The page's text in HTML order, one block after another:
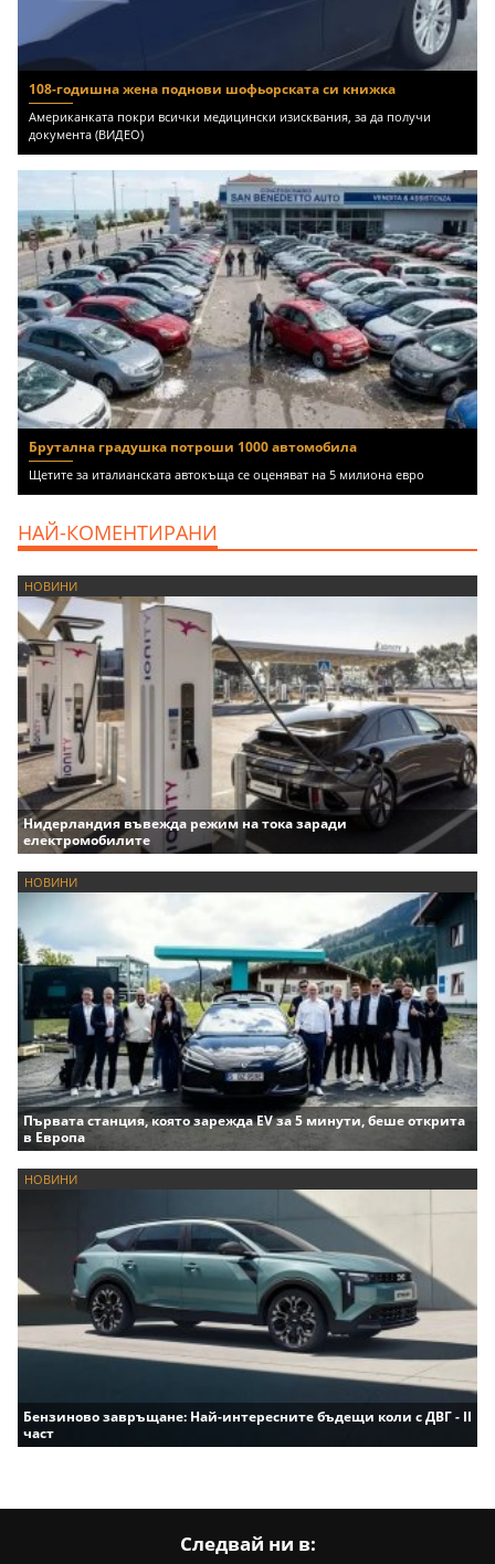
108-годишна жена поднови шофьорската си книжка
Американката покри всички медицински изисквания, за да получи
документа (ВИДЕО)
Брутална градушка потроши 1000 автомобила
Щетите за италианската автокъща се оценяват на 5 милиона евро
НАЙ-КОМЕНТИРАНИ
НОВИНИ
Нидерландия въвежда режим на тока заради
електромобилите
НОВИНИ
Първата станция, която зарежда EV за 5 минути, беше открита
в Европа
НОВИНИ
Бензиново завръщане: Най-интересните бъдещи коли с ДВГ - II
част
Следвай ни в: